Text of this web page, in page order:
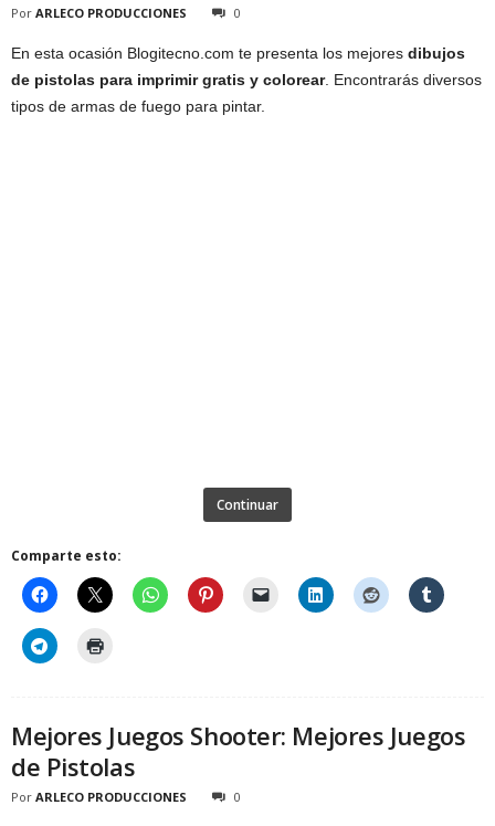
Por ARLECO PRODUCCIONES 0
En esta ocasión Blogitecno.com te presenta los mejores dibujos
de pistolas para imprimir gratis y colorear. Encontrarás diversos
tipos de armas de fuego para pintar.
Continuar
Comparte esto:
Mejores Juegos Shooter: Mejores Juegos
de Pistolas
Por ARLECO PRODUCCIONES 0